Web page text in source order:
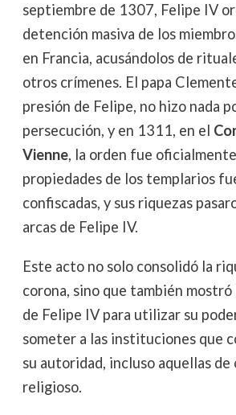
septiembre de 1307, Felipe IV
detención masiva de los
en Francia, acusándolos de
otros crímenes. El papa
presión de Felipe, no hizo nada
persecución, y en 1311, en el
Vienne, la orden fue
propiedades de los templarios
confiscadas, y sus riquezas
arcas de Felipe IV.
Este acto no solo consolidó la
corona, sino que también
de Felipe IV para utilizar su
someter a las instituciones que
su autoridad, incluso aquellas
religioso.